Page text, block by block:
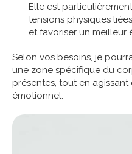
Elle est
tensions physiques
et favoriser un meilleur
Selon vos besoins, je
une zone spécifique du
présentes, tout en
émotionnel.